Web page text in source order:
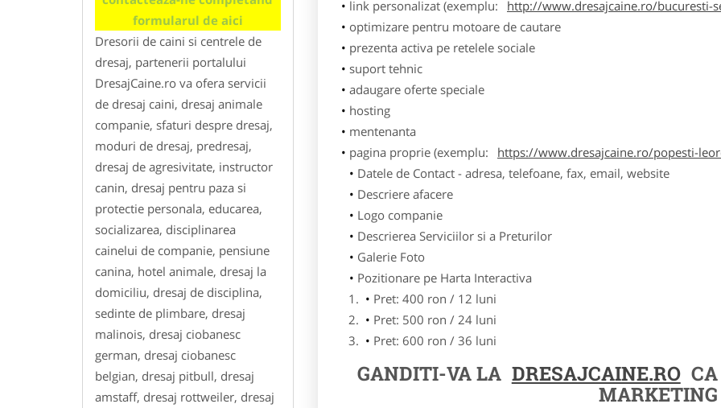
formularul de aici
Dresorii de caini si centrele de
dresaj, partenerii portalului
DresajCaine.ro va ofera servicii
de dresaj caini, dresaj animale
companie, sfaturi despre dresaj,
moduri de dresaj, predresaj,
dresaj de agresivitate, instructor
canin, dresaj pentru paza si
protectie personala, educarea,
socializarea, disciplinarea
cainelui de companie, pensiune
canina, hotel animale, dresaj la
domiciliu, dresaj de disciplina,
sedinte de plimbare, dresaj
malinois, dresaj ciobanesc
german, dresaj ciobanesc
belgian, dresaj pitbull, dresaj
amstaff, dresaj rottweiler, dresaj
link personalizat (exemplu:
http://www.dresajcaine.ro/bucuresti-
optimizare pentru motoare de cautare
prezenta activa pe retelele sociale
suport tehnic
adaugare oferte speciale
hosting
mentenanta
pagina proprie (exemplu:
https://www.dresajcaine.ro/popesti-
Datele de Contact - adresa, telefoane, fax, email, website
Descriere afacere
Logo companie
Descrierea Serviciilor si a Preturilor
Galerie Foto
Pozitionare pe Harta Interactiva
Pret: 400 ron / 12 luni
Pret: 500 ron / 24 luni
Pret: 600 ron / 36 luni
GANDITI-VA LA DRESAJCAINE.RO
MARKETING